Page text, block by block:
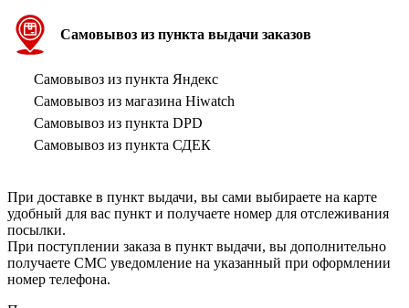
Самовывоз из пункта выдачи заказов
Самовывоз из пункта Яндекс
Самовывоз из магазина Hiwatch
Самовывоз из пункта DPD
Самовывоз из пункта СДЕК
При доставке в пункт выдачи, вы сами выбираете на карте
удобный для вас пункт и получаете номер для отслеживания
посылки.
При поступлении заказа в пункт выдачи, вы дополнительно
получаете СМС уведомление на указанный при оформлении
номер телефона.